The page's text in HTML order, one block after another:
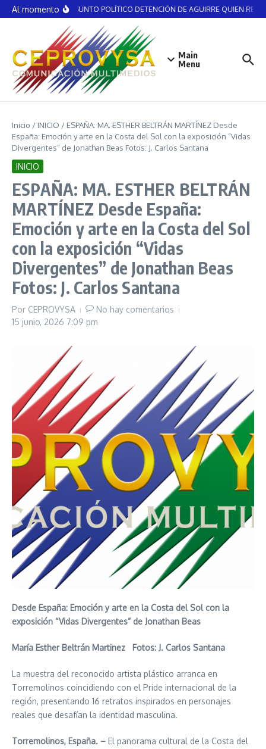
Saltar al contenido
Al momentoNO ES ASUNTO POLÍTICO DETENCIÓN DE AGUIRRE QUIEN
Main
Menu
Inicio / INICIO / ESPAÑA: MA. ESTHER BELTRÁN MARTÍNEZ Desde
España: Emoción y arte en la Costa del Sol con la exposición “Vidas
Divergentes” de Jonathan Beas Fotos: J. Carlos Santana
INICIO
ESPAÑA: MA. ESTHER BELTRÁN
MARTÍNEZ Desde España:
Emoción y arte en la Costa del Sol
con la exposición “Vidas
Divergentes” de Jonathan Beas
Fotos: J. Carlos Santana
Por CEPROVYSA
No hay comentarios
15 junio, 2026 7:09 pm
Desde España: Emoción y arte en la Costa del Sol con la
exposición “Vidas Divergentes” de Jonathan Beas
María Esther Beltrán Martinez Fotos: J. Carlos Santana
La muestra del reconocido artista plástico arranca en
Torremolinos coincidiendo con el Pride internacional de la
región, presentando 16 retratos inspirados en personajes
reales que desafían la identidad masculina.
Torremolinos, España. – El panorama cultural de la Costa del